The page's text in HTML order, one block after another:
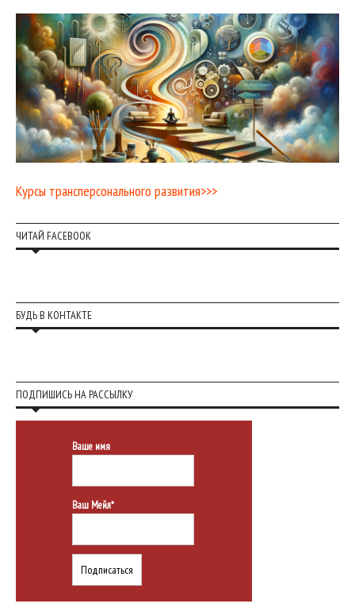
Курсы трансперсонального развития>>>
ЧИТАЙ FACEBOOK
БУДЬ В КОНТАКТЕ
ПОДПИШИСЬ НА РАССЫЛКУ
Ваше имя
Ваш Мейл*